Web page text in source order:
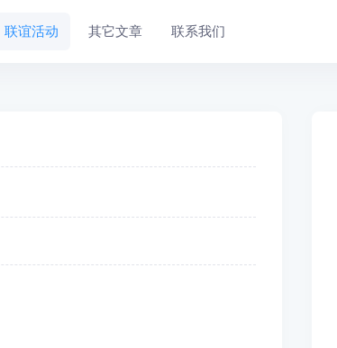
联谊活动 其它文章 联系我们